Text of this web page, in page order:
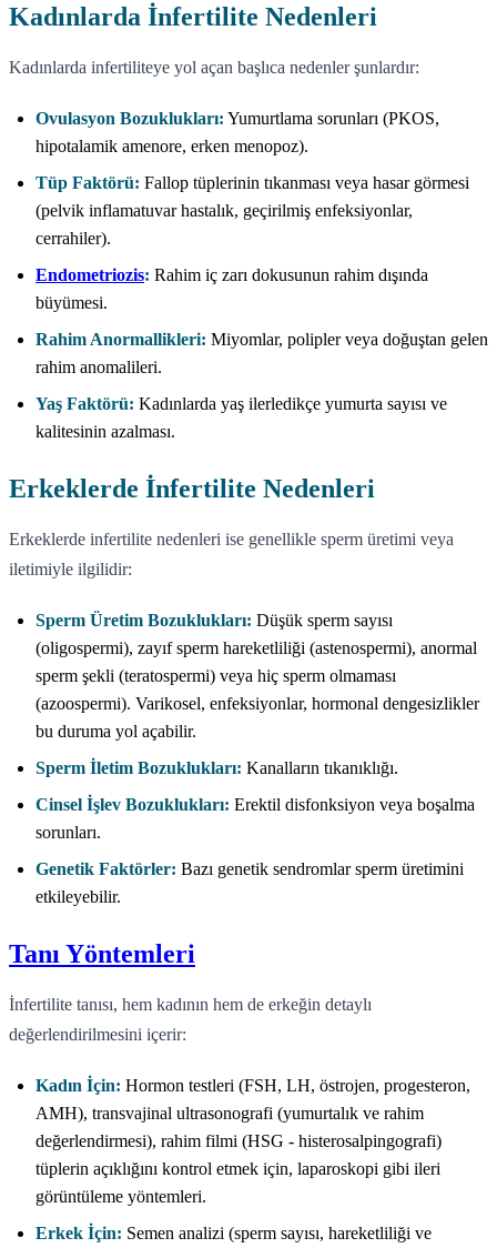
Kadınlarda İnfertilite Nedenleri
Kadınlarda infertiliteye yol açan başlıca nedenler şunlardır:
Ovulasyon Bozuklukları: Yumurtlama sorunları (PKOS,
hipotalamik amenore, erken menopoz).
Tüp Faktörü: Fallop tüplerinin tıkanması veya hasar görmesi
(pelvik inflamatuvar hastalık, geçirilmiş enfeksiyonlar,
cerrahiler).
Endometriozis: Rahim iç zarı dokusunun rahim dışında
büyümesi.
Rahim Anormallikleri: Miyomlar, polipler veya doğuştan gelen
rahim anomalileri.
Yaş Faktörü: Kadınlarda yaş ilerledikçe yumurta sayısı ve
kalitesinin azalması.
Erkeklerde İnfertilite Nedenleri
Erkeklerde infertilite nedenleri ise genellikle sperm üretimi veya
iletimiyle ilgilidir:
Sperm Üretim Bozuklukları: Düşük sperm sayısı
(oligospermi), zayıf sperm hareketliliği (astenospermi), anormal
sperm şekli (teratospermi) veya hiç sperm olmaması
(azoospermi). Varikosel, enfeksiyonlar, hormonal dengesizlikler
bu duruma yol açabilir.
Sperm İletim Bozuklukları: Kanalların tıkanıklığı.
Cinsel İşlev Bozuklukları: Erektil disfonksiyon veya boşalma
sorunları.
Genetik Faktörler: Bazı genetik sendromlar sperm üretimini
etkileyebilir.
Tanı Yöntemleri
İnfertilite tanısı, hem kadının hem de erkeğin detaylı
değerlendirilmesini içerir:
Kadın İçin: Hormon testleri (FSH, LH, östrojen, progesteron,
AMH), transvajinal ultrasonografi (yumurtalık ve rahim
değerlendirmesi), rahim filmi (HSG - histerosalpingografi)
tüplerin açıklığını kontrol etmek için, laparoskopi gibi ileri
görüntüleme yöntemleri.
Erkek İçin: Semen analizi (sperm sayısı, hareketliliği ve